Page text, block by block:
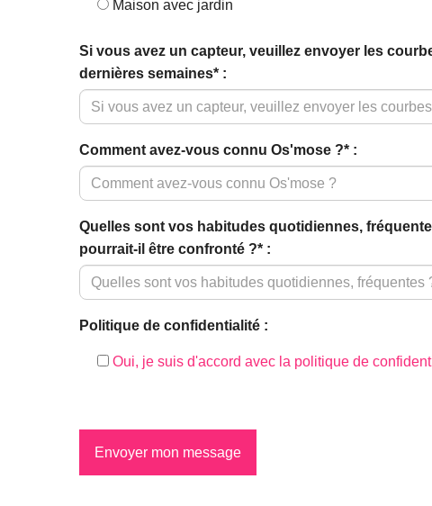
Maison avec jardin
Si vous avez un capteur, veuillez envoyer les
dernières semaines* :
Comment avez-vous connu Os'mose ?* :
Quelles sont vos habitudes quotidiennes,
pourrait-il être confronté ?* :
Politique de confidentialité :
Oui, je suis d'accord avec la politique de
Envoyer mon message